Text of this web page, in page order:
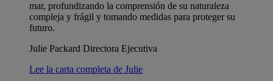
mar, profundizando la comprensión de su naturaleza
compleja y frágil y tomando medidas para proteger su
futuro.
Julie Packard Directora Ejecutiva
Lee la carta completa de Julie